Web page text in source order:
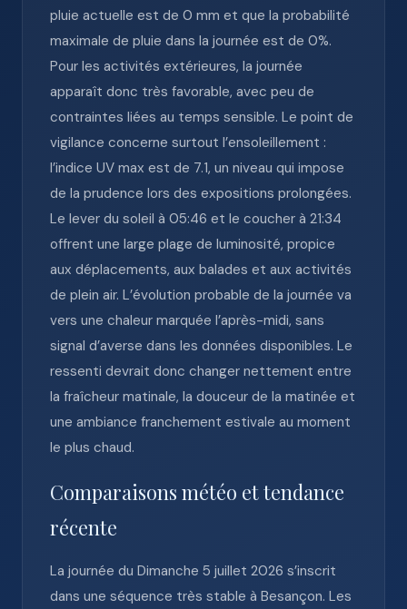
pluie actuelle est de 0 mm et que la probabilité
maximale de pluie dans la journée est de 0%.
Pour les activités extérieures, la journée
apparaît donc très favorable, avec peu de
contraintes liées au temps sensible. Le point de
vigilance concerne surtout l’ensoleillement :
l’indice UV max est de 7.1, un niveau qui impose
de la prudence lors des expositions prolongées.
Le lever du soleil à 05:46 et le coucher à 21:34
offrent une large plage de luminosité, propice
aux déplacements, aux balades et aux activités
de plein air. L’évolution probable de la journée va
vers une chaleur marquée l’après-midi, sans
signal d’averse dans les données disponibles. Le
ressenti devrait donc changer nettement entre
la fraîcheur matinale, la douceur de la matinée et
une ambiance franchement estivale au moment
le plus chaud.
Comparaisons météo et tendance
récente
La journée du Dimanche 5 juillet 2026 s’inscrit
dans une séquence très stable à Besançon. Les